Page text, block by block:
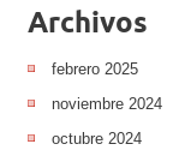
Archivos
febrero 2025
noviembre 2024
octubre 2024